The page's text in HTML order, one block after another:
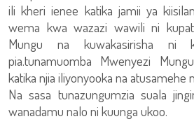
ili kheri ienee katika jamii ya
wema kwa wazazi wawili ni
Mungu na kuwakasirisha ni
pia.tunamuomba Mwenyezi
katika njia iliyonyooka na atusamehe
Na sasa tunazungumzia suala
wanadamu nalo ni kuunga ukoo.